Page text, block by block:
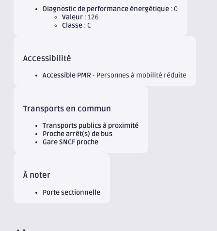
Diagnostic de performance énergétique : 0
Valeur : 126
Classe : C
Accessibilité
Accessible PMR - Personnes à mobilité réduite
Transports en commun
Transports publics à proximité
Proche arrêt(s) de bus
Gare SNCF proche
À noter
Porte sectionnelle